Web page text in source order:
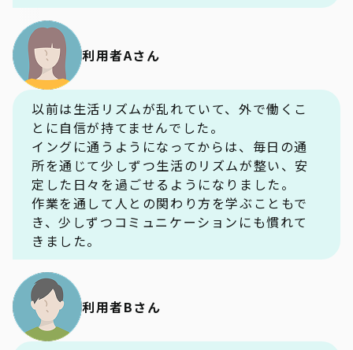
利用者Aさん
以前は生活リズムが乱れていて、外で働くこ
とに自信が持てませんでした。
イングに通うようになってからは、毎日の通
所を通じて少しずつ生活のリズムが整い、安
定した日々を過ごせるようになりました。
作業を通して人との関わり方を学ぶこともで
き、少しずつコミュニケーションにも慣れて
きました。
利用者Bさん